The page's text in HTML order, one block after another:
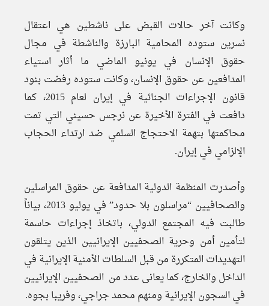
وكانت آخر حالات القبض على ناشطين هي اعتقال
نسرين ستوده المحامية البارزة والناشطة في مجال
حقوق الإنسان في يونيو الماضي ما أثار استياء
المدافعين عن حقوق الإنسان، وكانت ستوده رفضت بنود
قانون الإجراءات الجنائية في إيران لعام 2015، كما
دافعت في الفترة الأخيرة عن نرجس حسيني التي تمت
محاكمتها بتهمة الاحتجاج السلمي ضد ارتداء الحجاب
الإلزامي في إيران.
وأصدرت المنظمة الدولية المدافعة عن حقوق المراسلين
والصحافيين “مراسلون بلا حدود” في يوليو 2013، بياناً
طالبت فيه المجتمع الدولي، باتخاذ إجراءات حاسمة
لتأمين أمن وحرية الصحفيين الإيرانيين الذين يتلقون
التهديدات المتكررة من قبل السلطات الأمنية الإيرانية في
الداخل والخارج، كما يعانى عدد من الصحفيين الإيرانيين
في السجون الإيرانية ومنهم محمد جراجي، وفريبا بجوه.